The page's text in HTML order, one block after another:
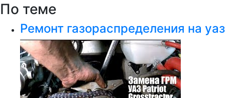
По теме
Ремонт газораспределения на уаз